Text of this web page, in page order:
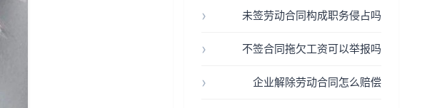
未签劳动合同构成职务侵占吗
不签合同拖欠工资可以举报吗
企业解除劳动合同怎么赔偿